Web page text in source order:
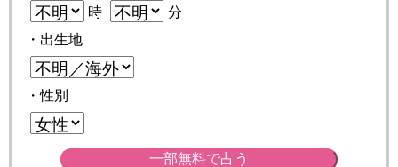
時
分
・出生地
・性別
一部無料で占う